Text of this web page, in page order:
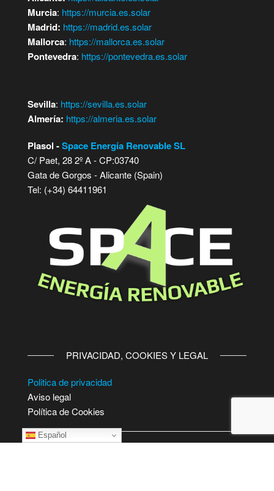
Murcia: https://murcia.es.solar
Madrid: https://madrid.es.solar
Mallorca: https://mallorca.es.solar
Pontevedra: https://pontevedra.es.solar
Sevilla: https://sevilla.es.solar
Almería: https://almeria.es.solar
Plasol -Space Energía Renovable SL
C/ Paet, 28 2º A - CP:03740
Gata de Gorgos - Alicante (Spain)
Tel: (+34) 64411961
PRIVACIDAD, COOKIES Y LEGAL
Politica de privacidad
Aviso legal
Política de Cookies
Español